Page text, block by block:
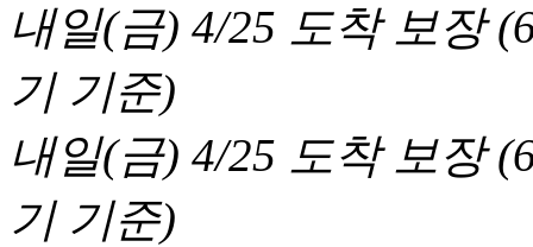
내일(금) 4/25 도착 보장(
기 기준)
내일(금) 4/25 도착 보장(
기 기준)